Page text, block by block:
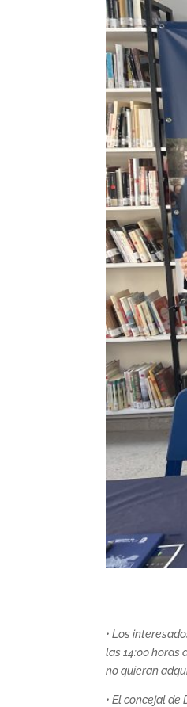
• Los
las 14:00 horas
no quieran
• El concejal